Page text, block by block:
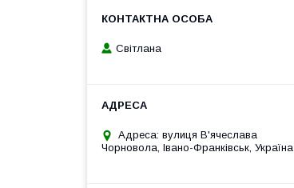
Світлана
Адреса: вулиця В'ячеслава
Чорновола, Івано-Франківськ, Україна